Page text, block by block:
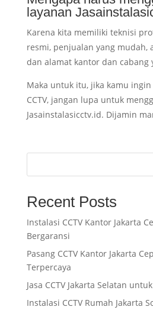
layanan
Karena kita memiliki teknisi
resmi, penjualan yang mudah,
dan alamat kantor dan cabang
Maka untuk itu, jika kamu
CCTV, jangan lupa untuk
Jasainstalasicctv.id. Dijamin
Recent Posts
Instalasi CCTV Kantor Jakarta
Bergaransi
Pasang CCTV Kantor Jakarta
Terpercaya
Jasa CCTV Jakarta Selatan
Instalasi CCTV Rumah Jakarta